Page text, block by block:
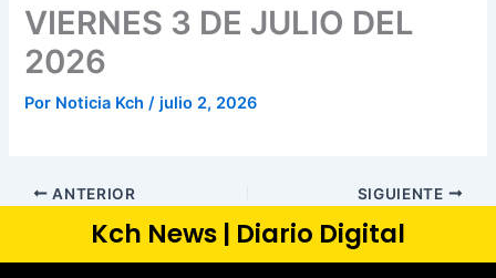
VIERNES 3 DE JULIO DEL
2026
Por Noticia Kch/ julio 2, 2026
ANTERIOR SIGUIENTE
Kch News | Diario Digital